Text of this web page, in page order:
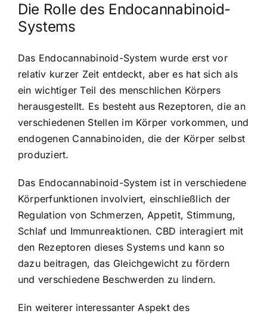
Die Rolle des Endocannabinoid-
Systems
Das Endocannabinoid-System wurde erst vor
relativ kurzer Zeit entdeckt, aber es hat sich als
ein wichtiger Teil des menschlichen Körpers
herausgestellt. Es besteht aus Rezeptoren, die an
verschiedenen Stellen im Körper vorkommen, und
endogenen Cannabinoiden, die der Körper selbst
produziert.
Das Endocannabinoid-System ist in verschiedene
Körperfunktionen involviert, einschließlich der
Regulation von Schmerzen, Appetit, Stimmung,
Schlaf und Immunreaktionen. CBD interagiert mit
den Rezeptoren dieses Systems und kann so
dazu beitragen, das Gleichgewicht zu fördern
und verschiedene Beschwerden zu lindern.
Ein weiterer interessanter Aspekt des